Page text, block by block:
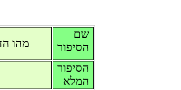
מהו
שם
הסיפור
הסיפור
המלא